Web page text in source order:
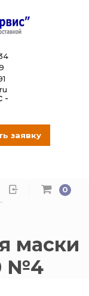
Азот
Ацетилен
Углекислота
0
-
заявку
маски
№4